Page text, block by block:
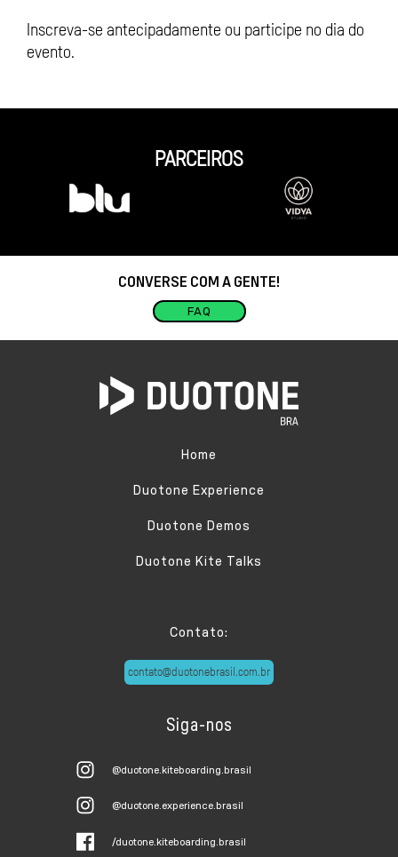
Inscreva-se antecipadamente ou participe no dia do
evento.
PARCEIROS
CONVERSE COM A GENTE!
FAQ
Home
Duotone Experience
Duotone Demos
Duotone Kite Talks
Contato:
contato@duotonebrasil.com.br
Siga-nos
@duotone.kiteboarding.brasil
@duotone.experience.brasil
/duotone.kiteboarding.brasil